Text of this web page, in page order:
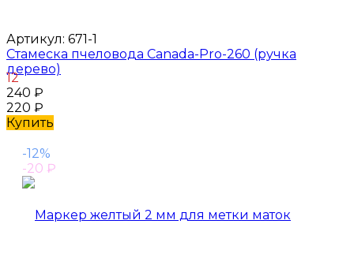
Артикул: 671-1
Стамеска пчеловода Canada-Pro-260 (ручка
дерево)
12
240 ₽
220 ₽
Купить
-12%
-20 ₽